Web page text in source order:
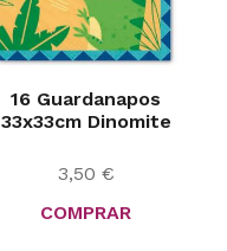
16 Guardanapos
33x33cm Dinomite
3,50 €
COMPRAR